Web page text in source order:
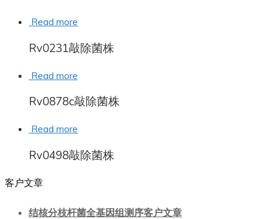
Read more
Rv0231敲除菌株
Read more
Rv0878c敲除菌株
Read more
Rv0498敲除菌株
客户文章
结核分枝杆菌全基因组测序客户文章